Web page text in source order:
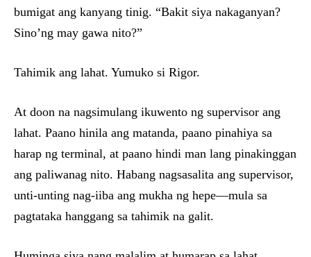
bumigat ang kanyang tinig. “Bakit siya nakaganyan?
Sino’ng may gawa nito?”
Tahimik ang lahat. Yumuko si Rigor.
At doon na nagsimulang ikuwento ng supervisor ang
lahat. Paano hinila ang matanda, paano pinahiya sa
harap ng terminal, at paano hindi man lang pinakinggan
ang paliwanag nito. Habang nagsasalita ang supervisor,
unti-unting nag-iiba ang mukha ng hepe—mula sa
pagtataka hanggang sa tahimik na galit.